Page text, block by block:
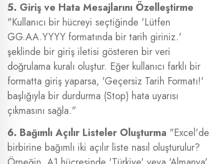
5. Giriş ve Hata Mesajlarını Özelleştirme
"Kullanıcı bir hücreyi seçtiğinde 'Lütfen
GG.AA.YYYY formatında bir tarih giriniz.'
şeklinde bir giriş iletisi gösteren bir veri
doğrulama kuralı oluştur. Eğer kullanıcı farklı bir
formatta giriş yaparsa, 'Geçersiz Tarih Formatı!'
başlığıyla bir durdurma (Stop) hata uyarısı
çıkmasını sağla."
6. Bağımlı Açılır Listeler Oluşturma "Excel'de
birbirine bağımlı iki açılır liste nasıl oluşturulur?